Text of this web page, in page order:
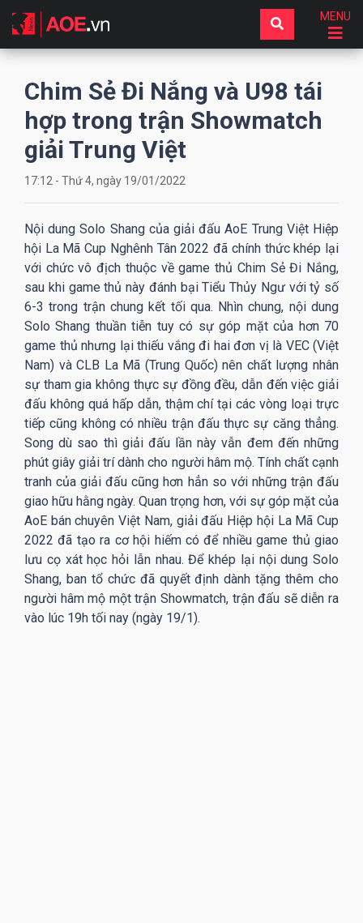
MENU
Chim Sẻ Đi Nắng và U98 tái
hợp trong trận Showmatch
giải Trung Việt
17:12 - Thứ 4, ngày 19/01/2022
Nội dung Solo Shang của giải đấu AoE Trung Việt Hiệp
hội La Mã Cup Nghênh Tân 2022 đã chính thức khép lại
với chức vô địch thuộc về game thủ Chim Sẻ Đi Nắng,
sau khi game thủ này đánh bại Tiểu Thủy Ngư với tỷ số
6-3 trong trận chung kết tối qua. Nhìn chung, nội dung
Solo Shang thuần tiễn tuy có sự góp mặt của hơn 70
game thủ nhưng lại thiếu vắng đi hai đơn vị là VEC (Việt
Nam) và CLB La Mã (Trung Quốc) nên chất lượng nhân
sự tham gia không thực sự đồng đều, dẫn đến việc giải
đấu không quá hấp dẫn, thậm chí tại các vòng loại trực
tiếp cũng không có nhiều trận đấu thực sự căng thẳng.
Song dù sao thì giải đấu lần này vẫn đem đến những
phút giây giải trí dành cho người hâm mộ. Tính chất cạnh
tranh của giải đấu cũng hơn hẳn so với những trận đấu
giao hữu hằng ngày. Quan trọng hơn, với sự góp mặt của
AoE bán chuyên Việt Nam, giải đấu Hiệp hội La Mã Cup
2022 đã tạo ra cơ hội hiếm có để nhiều game thủ giao
lưu cọ xát học hỏi lẫn nhau. Để khép lại nội dung Solo
Shang, ban tổ chức đã quyết định dành tặng thêm cho
người hâm mộ một trận Showmatch, trận đấu sẽ diễn ra
vào lúc 19h tối nay (ngày 19/1).